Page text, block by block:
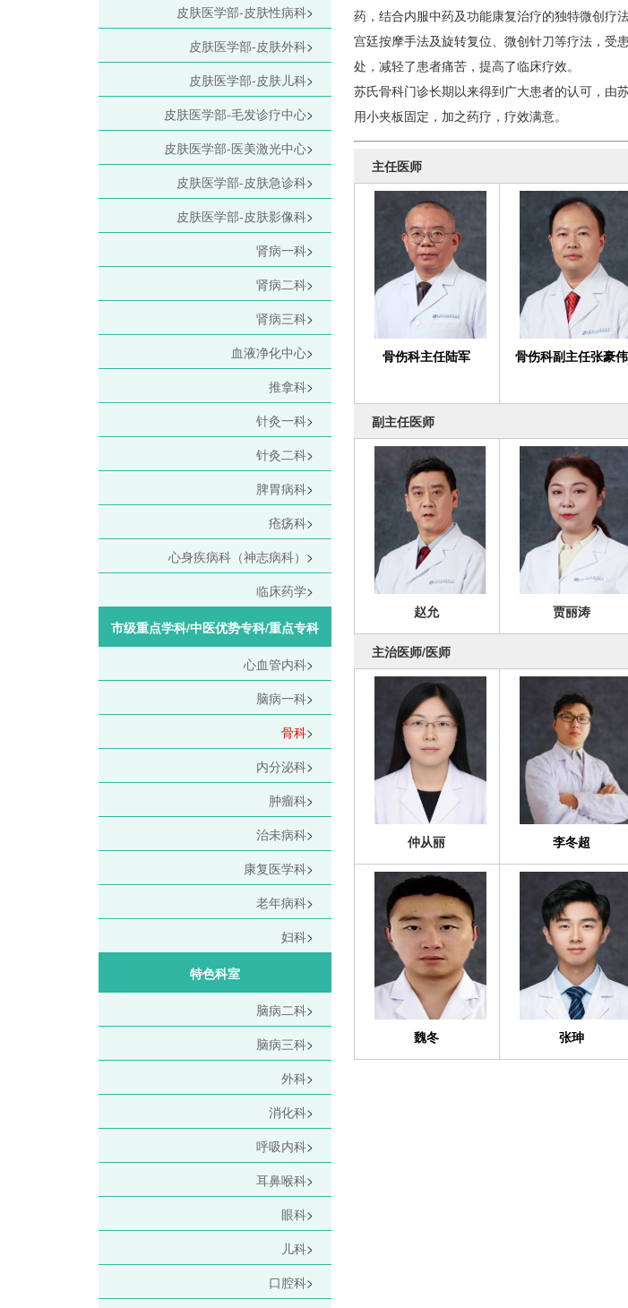
皮肤医学部-皮肤性病科>
皮肤医学部-皮肤外科>
皮肤医学部-皮肤儿科>
皮肤医学部-毛发诊疗中心>
皮肤医学部-医美激光中心>
皮肤医学部-皮肤急诊科>
皮肤医学部-皮肤影像科>
肾病一科>
肾病二科>
肾病三科>
血液净化中心>
推拿科>
针灸一科>
针灸二科>
脾胃病科>
疮疡科>
心身疾病科（神志病科） >
临床药学>
市级重点学科/中医优势专科/重点专科
心血管内科>
脑病一科>
骨科>
内分泌科>
肿瘤科>
治未病科>
康复医学科>
老年病科>
妇科>
特色科室
脑病二科>
脑病三科>
外科>
消化科>
呼吸内科>
耳鼻喉科>
眼科>
儿科>
口腔科>
药，结合内服中药及功能康复治疗的独特微创疗
宫廷按摩手法及旋转复位、微创针刀等疗法，受
处，减轻了患者痛苦，提高了临床疗效。
苏氏骨科门诊长期以来得到广大患者的认可，由
用小夹板固定，加之药疗，疗效满意。
主任医师
骨伤科主任陆军 骨伤科副主任张豪伟
副主任医师
赵允 贾丽涛
主治医师/医师
仲从丽 李冬超
魏冬 张珅